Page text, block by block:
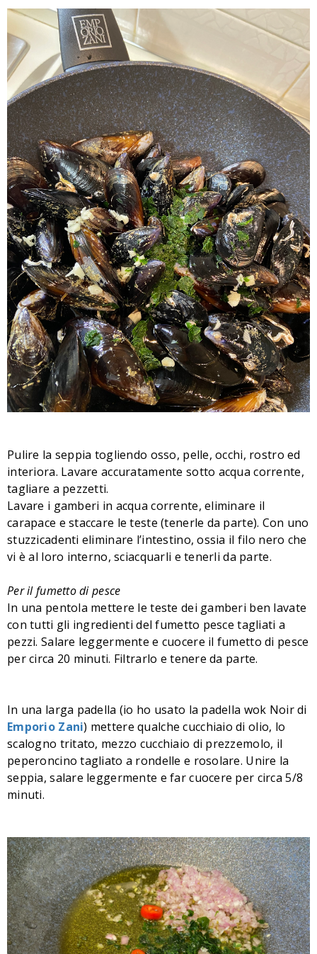
Pulire la seppia togliendo osso, pelle, occhi, rostro ed
interiora. Lavare accuratamente sotto acqua corrente,
tagliare a pezzetti.
Lavare i gamberi in acqua corrente, eliminare il
carapace e staccare le teste (tenerle da parte). Con uno
stuzzicadenti eliminare l’intestino, ossia il filo nero che
vi è al loro interno, sciacquarli e tenerli da parte.
Per il fumetto di pesce
In una pentola mettere le teste dei gamberi ben lavate
con tutti gli ingredienti del fumetto pesce tagliati a
pezzi. Salare leggermente e cuocere il fumetto di pesce
per circa 20 minuti. Filtrarlo e tenere da parte.
In una larga padella (io ho usato la padella wok Noir di
Emporio Zani) mettere qualche cucchiaio di olio, lo
scalogno tritato, mezzo cucchiaio di prezzemolo, il
peperoncino tagliato a rondelle e rosolare. Unire la
seppia, salare leggermente e far cuocere per circa 5/8
minuti.